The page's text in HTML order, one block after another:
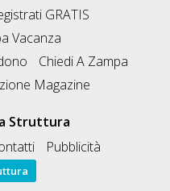
GRATIS
Vacanza
Chiedi A Zampa
Magazine
Struttura
Pubblicità